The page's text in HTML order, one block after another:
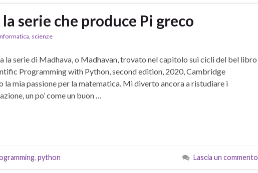
serie che produce Pi greco
, scienze
la serie di Madhava, o Madhavan, trovato nel capitolo sui cicli del bel libro
Programming with Python, second edition, 2020, Cambridge
la mia passione per la matematica. Mi diverto ancora a ristudiare i
un po’ come un buon …
, python Lascia un commento